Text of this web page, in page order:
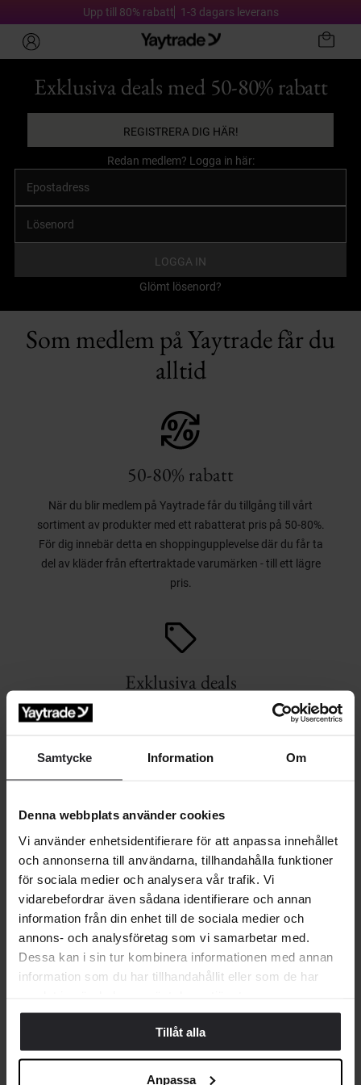
Samtycke Information Om
Denna webbplats använder cookies
Vi använder enhetsidentifierare för att anpassa innehållet
och annonserna till användarna, tillhandahålla funktioner
för sociala medier och analysera vår trafik. Vi
vidarebefordrar även sådana identifierare och annan
information från din enhet till de sociala medier och
annons- och analysföretag som vi samarbetar med.
Dessa kan i sin tur kombinera informationen med annan
information som du har tillhandahållit eller som de har
Tillåt alla
Anpassa
Upp till 80% rabatt 1-3 dagars leverans
Exklusiva deals med 50-80% rabatt
REGISTRERA DIG HÄR!
Redan medlem? Logga in här:
LOGGA IN
Glömt lösenord?
Som medlem på Yaytrade får du
alltid
50-80% rabatt
När du blir medlem på Yaytrade får du tillgång till vårt
sortiment av produkter med ett rabatterat pris på 50-80%.
För dig innebär detta en shoppingupplevelse där du får ta
del av kläder från eftertraktade varumärken - till ett lägre
pris.
Exklusiva deals
Yaytrades sortiment väljs noga ut från tidigare och
återupptäcka. Som medlem får du alltid personliga och
Smartare shopping
Yaytrade producerar inget nytt utan är övertygade om att
bra kvalitetsplagg, aldrig går ur tiden. Som medlem kan du
alltid prova dina varor först och betala för dem senare
med Klarna.
Mina sidor